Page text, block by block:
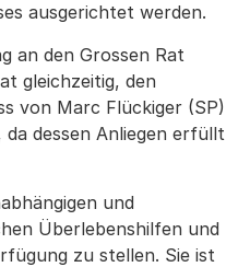
ausgerichtet werden.
an den Grossen Rat
gleichzeitig, den
von Marc Flückiger (SP)
dessen Anliegen erfüllt
und
Überlebenshilfen und
zu stellen. Sie ist